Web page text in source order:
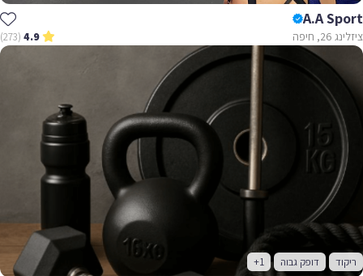
A.A Sport
ציזלינג 26, חיפה 4.9
(273)
ריקוד דופק גבוה +1